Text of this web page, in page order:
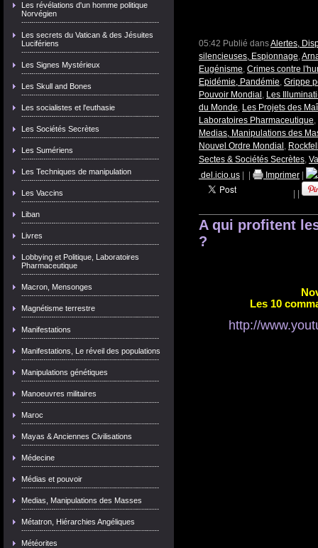
Les révélations d'un homme politique
Norvégien
Les secrets du Vatican & des Jésuites
Lucifériens
Les Signes Mystérieux
Les Skull and Bones
Les socialistes et l'euthasie
Les Sociétés Secrètes
Les Sumériens
Les Techniques de manipulation
Les Vaccins
Liban
Livres
Lobbying et Politique, Laboratoires
Pharmaceutique
Macron, Mensonges
Magnétisme terrestre
Manifestations
Manifestations, Le réveil des populations
Manipulations génétiques
Manoeuvres militaires
Maroc
Mayas & Anciennes Civilisations
Médecine
Médias et pouvoir
Medias, Manipulations des Masses
Métatron, Hiérarchies Angéliques
Météorites
05:42 Publié dansAlertes,
silencieuses, Espionnage,
Eugénisme, Crimes contre
Epidémie, Pandémie, Grippe
Pouvoir Mondial , Les
du Monde, Les Projets des
Laboratoires Pharmaceutique,
Medias, Manipulations des
Nouvel Ordre Mondial ,
Sectes & Sociétés Secrètes,
del.icio.us
Imprimer
A qui profitent
?
Les 10
http://